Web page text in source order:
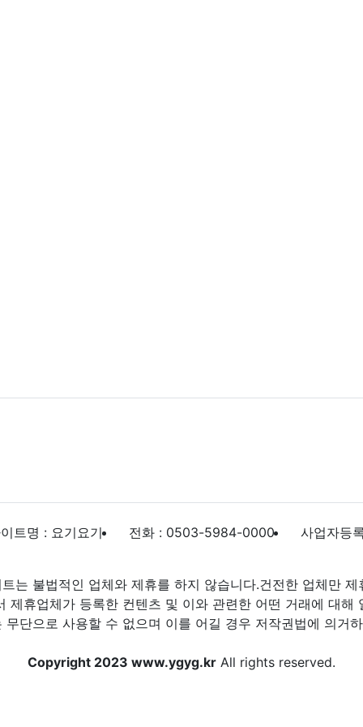
트명 : 요기요기 전화 : 0503-5984-0000 사업자등
는 불법적인 업체와 제휴를 하지 않습니다.건전한 업체만 제
제휴업체가 등록한 컨텐츠 및 이와 관련한 어떤 거래에 대해
단으로 사용할 수 없으며 이를 어길 경우 저작권법에 의거
Copyright 2023 www.ygyg.kr All rights reserved.